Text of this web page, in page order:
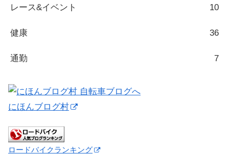
レース&イベント 10
健康 36
通勤 7
にほんブログ村
ロードバイクランキング